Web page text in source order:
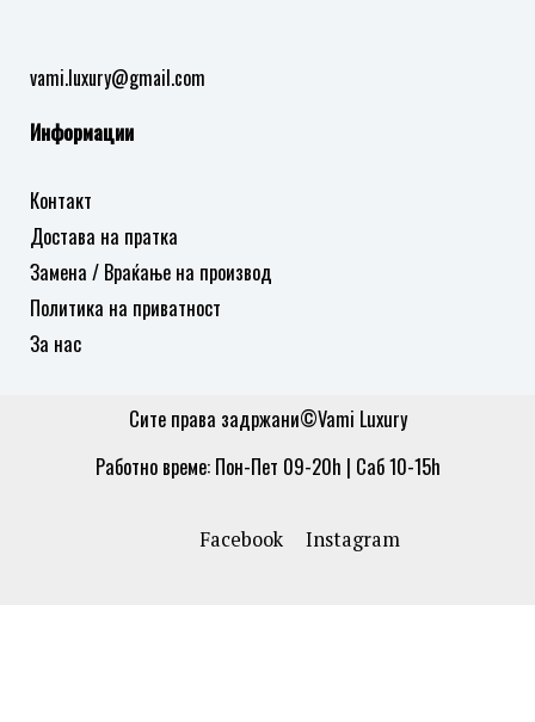
vami.luxury@gmail.com
Информации
Контакт
Достава на пратка
Замена / Враќање на производ
Политика на приватност
За нас
Сите права задржани©Vami Luxury
Работно време: Пон-Пет 09-20h | Саб 10-15h
Facebook Instagram